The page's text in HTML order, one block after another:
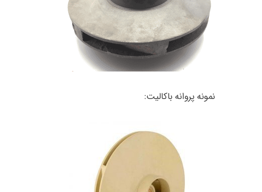
نمونه پروانه باکالیت: